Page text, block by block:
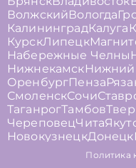
ВолжскийВологда
КалининградКалуга
КурскЛипецк
Набережные Челны
НижнекамскНижний
ОренбургПенза
СмоленскСочи
ТаганрогТамбов
ЧереповецЧита
НовокузнецкДонецк
Политика